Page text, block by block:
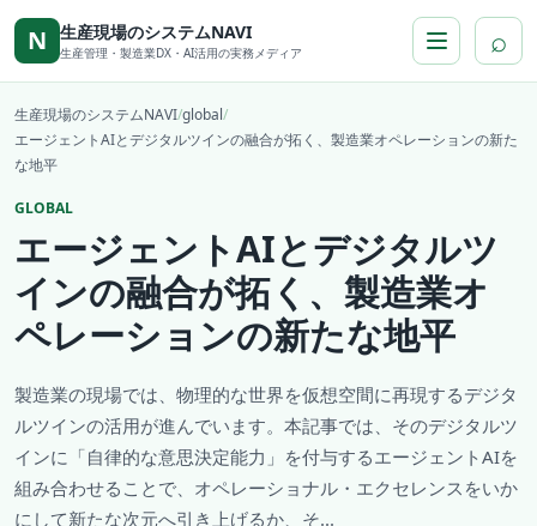
本文へ移動
N 生産現場のシステムNAVI
生産管理・製造業DX・AI活用の実務メディア ⌕
生産現場のシステムNAVI/global/
エージェントAIとデジタルツインの融合が拓く、製造業オペレーションの新た
な地平
GLOBAL
エージェントAIとデジタルツ
インの融合が拓く、製造業オ
ペレーションの新たな地平
製造業の現場では、物理的な世界を仮想空間に再現するデジタ
ルツインの活用が進んでいます。本記事では、そのデジタルツ
インに「自律的な意思決定能力」を付与するエージェントAIを
組み合わせることで、オペレーショナル・エクセレンスをいか
にして新たな次元へ引き上げるか、そ...